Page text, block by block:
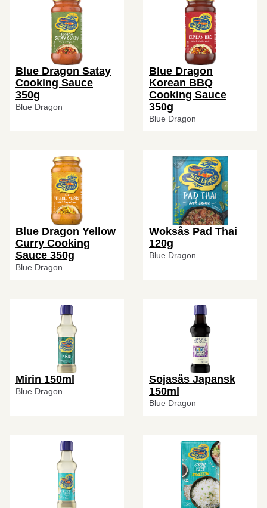
Blue Dragon Satay
Cooking Sauce
350g
Blue Dragon
Blue Dragon
Korean BBQ
Cooking Sauce
350g
Blue Dragon
Blue Dragon Yellow
Curry Cooking
Sauce 350g
Blue Dragon
Woksås Pad Thai
120g
Blue Dragon
Mirin 150ml
Blue Dragon
Sojasås Japansk
150ml
Blue Dragon